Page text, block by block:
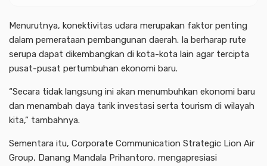
Menurutnya, konektivitas udara merupakan faktor penting
dalam pemerataan pembangunan daerah. Ia berharap rute
serupa dapat dikembangkan di kota-kota lain agar tercipta
pusat-pusat pertumbuhan ekonomi baru.
“Secara tidak langsung ini akan menumbuhkan ekonomi baru
dan menambah daya tarik investasi serta tourism di wilayah
kita,” tambahnya.
Sementara itu, Corporate Communication Strategic Lion Air
Group, Danang Mandala Prihantoro, mengapresiasi